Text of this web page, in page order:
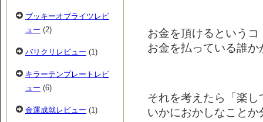
お金を頂けるというコ
お金を払っている誰
それを考えたら「楽し
いかにおかしなこと
ブッキーオブライツレビ
ュー (2)
バリクリレビュー (1)
キラーテンプレートレビ
ュー (6)
金運成就レビュー (1)